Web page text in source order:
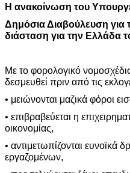
Η ανακοίνωση του
Δημόσια Διαβούλευση για
διάσταση για την Ελλάδα
Με το φορολογικό
δεσμευθεί πριν από τις
• μειώνονται μαζικά φόροι
• επιβραβεύεται η
οικονομίας,
• αντιμετωπίζονται ευνοϊκά
εργαζομένων,